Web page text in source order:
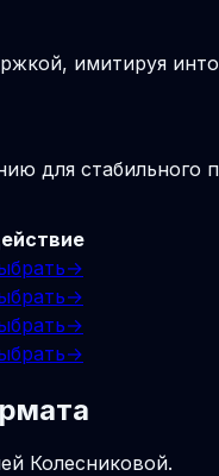
имитируя
для стабильного
→
→
→
→
Колесниковой.